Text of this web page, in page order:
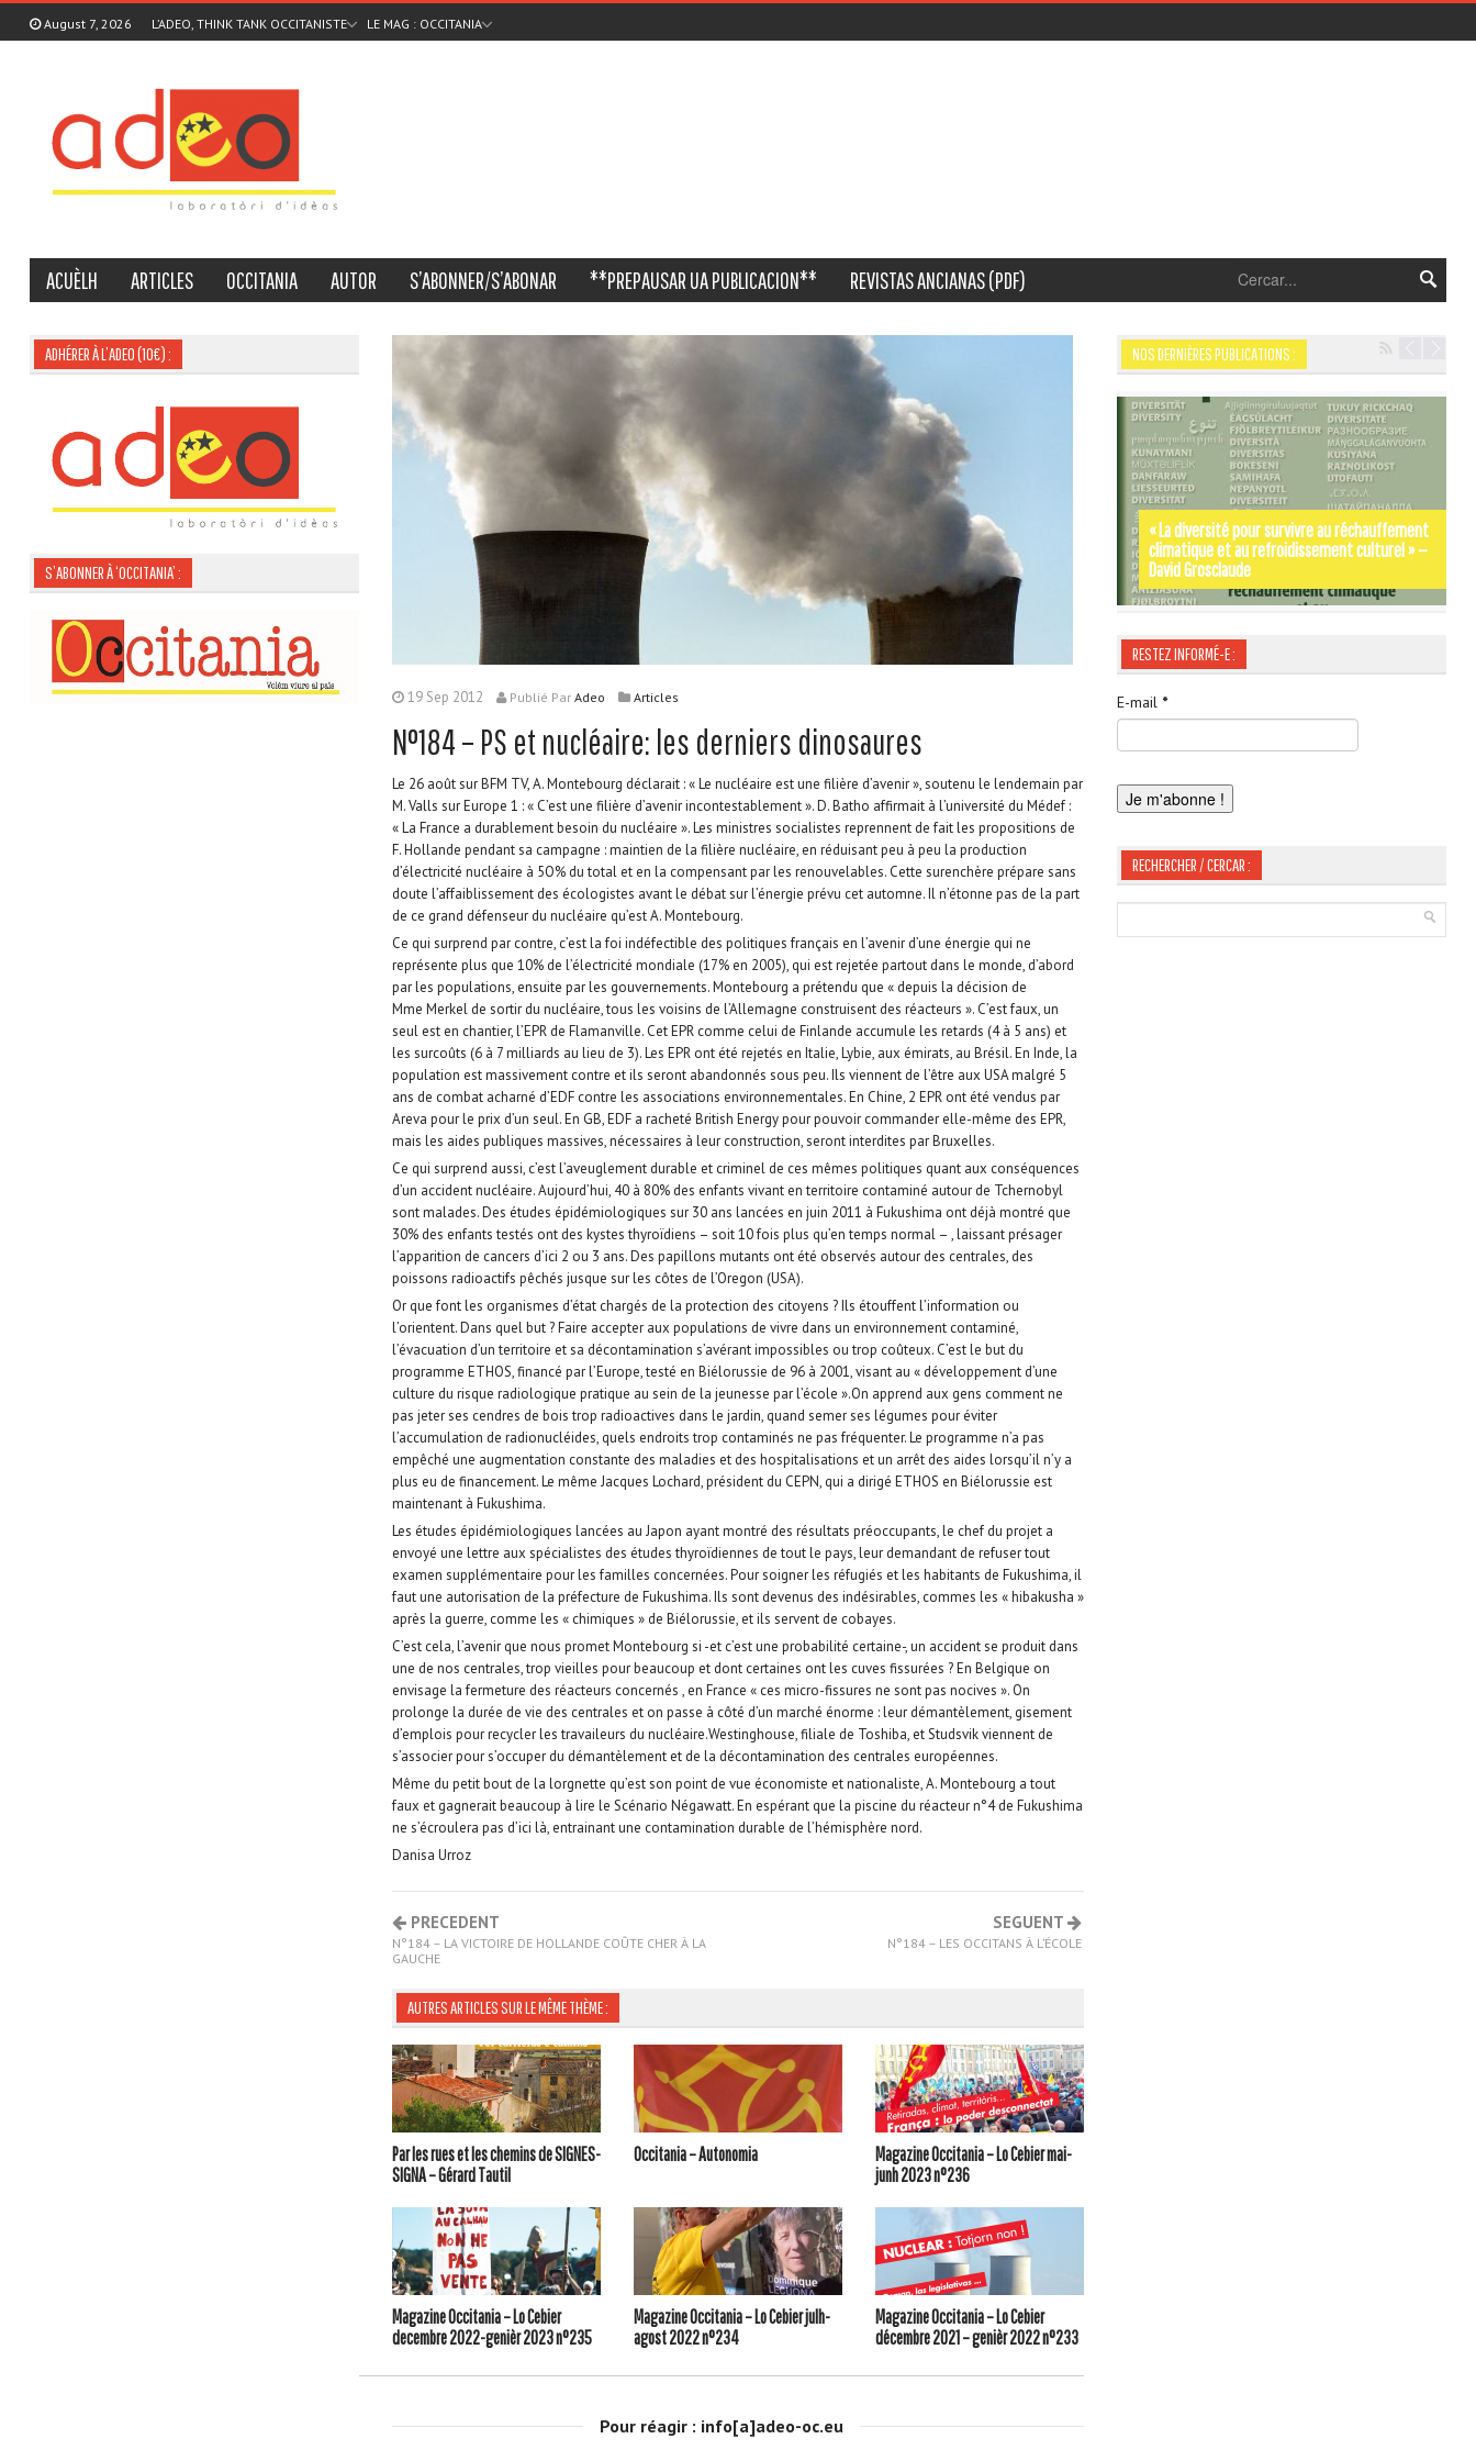
August 7, 2026 L’ADEO, THINK TANK OCCITANISTE LE MAG : OCCITANIA
ACUÈLH ARTICLES OCCITANIA AUTOR S’ABONNER/S’ABONAR **PREPAUSAR UA PUBLICACION** REVISTAS ANCIANAS (PDF)
ADHÉRER À L’ADEO (10€) :
S’ABONNER À ‘OCCITANIA’ :
19 Sep 2012 Publié Par Adeo Articles
N°184 – PS et nucléaire: les derniers dinosaures
Le 26 août sur BFM TV, A. Montebourg déclarait : « Le nucléaire est une filière d’avenir », soutenu le lendemain par
M. Valls sur Europe 1 : « C’est une filière d’avenir incontestablement ». D. Batho affirmait à l’université du Médef :
« La France a durablement besoin du nucléaire ». Les ministres socialistes reprennent de fait les propositions de
F. Hollande pendant sa campagne : maintien de la filière nucléaire, en réduisant peu à peu la production
d’électricité nucléaire à 5O% du total et en la compensant par les renouvelables. Cette surenchère prépare sans
doute l’affaiblissement des écologistes avant le débat sur l’énergie prévu cet automne. Il n’étonne pas de la part
de ce grand défenseur du nucléaire qu’est A. Montebourg.
Ce qui surprend par contre, c’est la foi indéfectible des politiques français en l’avenir d’une énergie qui ne
représente plus que 10% de l’électricité mondiale (17% en 2005), qui est rejetée partout dans le monde, d’abord
par les populations, ensuite par les gouvernements. Montebourg a prétendu que « depuis la décision de
Mme Merkel de sortir du nucléaire, tous les voisins de l’Allemagne construisent des réacteurs ». C’est faux, un
seul est en chantier, l’EPR de Flamanville. Cet EPR comme celui de Finlande accumule les retards (4 à 5 ans) et
les surcoûts (6 à 7 milliards au lieu de 3). Les EPR ont été rejetés en Italie, Lybie, aux émirats, au Brésil. En Inde, la
population est massivement contre et ils seront abandonnés sous peu. Ils viennent de l’être aux USA malgré 5
ans de combat acharné d’EDF contre les associations environnementales. En Chine, 2 EPR ont été vendus par
Areva pour le prix d’un seul. En GB, EDF a racheté British Energy pour pouvoir commander elle-même des EPR,
mais les aides publiques massives, nécessaires à leur construction, seront interdites par Bruxelles.
Ce qui surprend aussi, c’est l’aveuglement durable et criminel de ces mêmes politiques quant aux conséquences
d’un accident nucléaire. Aujourd’hui, 40 à 80% des enfants vivant en territoire contaminé autour de Tchernobyl
sont malades. Des études épidémiologiques sur 30 ans lancées en juin 2011 à Fukushima ont déjà montré que
30% des enfants testés ont des kystes thyroïdiens – soit 10 fois plus qu’en temps normal – , laissant présager
l’apparition de cancers d’ici 2 ou 3 ans. Des papillons mutants ont été observés autour des centrales, des
poissons radioactifs pêchés jusque sur les côtes de l’Oregon (USA).
Or que font les organismes d’état chargés de la protection des citoyens ? Ils étouffent l’information ou
l’orientent. Dans quel but ? Faire accepter aux populations de vivre dans un environnement contaminé,
l’évacuation d’un territoire et sa décontamination s’avérant impossibles ou trop coûteux. C’est le but du
programme ETHOS, financé par l’Europe, testé en Biélorussie de 96 à 2001, visant au « développement d’une
culture du risque radiologique pratique au sein de la jeunesse par l’école ».On apprend aux gens comment ne
pas jeter ses cendres de bois trop radioactives dans le jardin, quand semer ses légumes pour éviter
l’accumulation de radionucléides, quels endroits trop contaminés ne pas fréquenter. Le programme n’a pas
empêché une augmentation constante des maladies et des hospitalisations et un arrêt des aides lorsqu’il n’y a
plus eu de financement. Le même Jacques Lochard, président du CEPN, qui a dirigé ETHOS en Biélorussie est
maintenant à Fukushima.
Les études épidémiologiques lancées au Japon ayant montré des résultats préoccupants, le chef du projet a
envoyé une lettre aux spécialistes des études thyroïdiennes de tout le pays, leur demandant de refuser tout
examen supplémentaire pour les familles concernées. Pour soigner les réfugiés et les habitants de Fukushima, il
faut une autorisation de la préfecture de Fukushima. Ils sont devenus des indésirables, commes les « hibakusha »
après la guerre, comme les « chimiques » de Biélorussie, et ils servent de cobayes.
C’est cela, l’avenir que nous promet Montebourg si -et c’est une probabilité certaine-, un accident se produit dans
une de nos centrales, trop vieilles pour beaucoup et dont certaines ont les cuves fissurées ? En Belgique on
envisage la fermeture des réacteurs concernés , en France « ces micro-fissures ne sont pas nocives ». On
prolonge la durée de vie des centrales et on passe à côté d’un marché énorme : leur démantèlement, gisement
d’emplois pour recycler les travaileurs du nucléaire.Westinghouse, filiale de Toshiba, et Studsvik viennent de
s’associer pour s’occuper du démantèlement et de la décontamination des centrales européennes.
Même du petit bout de la lorgnette qu’est son point de vue économiste et nationaliste, A. Montebourg a tout
faux et gagnerait beaucoup à lire le Scénario Négawatt. En espérant que la piscine du réacteur n°4 de Fukushima
ne s’écroulera pas d’ici là, entrainant une contamination durable de l’hémisphère nord.
Danisa Urroz
PRECEDENT
N°184 – LA VICTOIRE DE HOLLANDE COÛTE CHER À LA
GAUCHE
SEGUENT
N°184 – LES OCCITANS À L’ÉCOLE
AUTRES ARTICLES SUR LE MÊME THÈME :
Par les rues et les chemins de SIGNES-
SIGNA – Gérard Tautil
Occitania – Autonomia
Magazine Occitania – Lo Cebier mai-
junh 2023 n°236
Magazine Occitania – Lo Cebier
decembre 2022-genièr 2023 n°235
Magazine Occitania – Lo Cebier julh-
agost 2022 n°234
Magazine Occitania – Lo Cebier
décembre 2021 – genièr 2022 n°233
Pour réagir : info[a]adeo-oc.eu
NOS DERNIÈRES PUBLICATIONS :
Navigation
« La diversité pour survivre au réchauffement
climatique et au refroidissement culturel » —
David Grosclaude
Par les rues et les chemins de SIGNES-SIGNA –
Gérard Tautil
Occitània Moments d’Histoire de Jordi
LABOUYSSE
RESTEZ INFORMÉ-E :
E-mail *
RECHERCHER / CERCAR :